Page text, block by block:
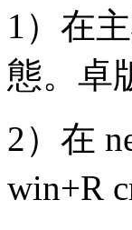
1）在
態。卓
2）在
win+R